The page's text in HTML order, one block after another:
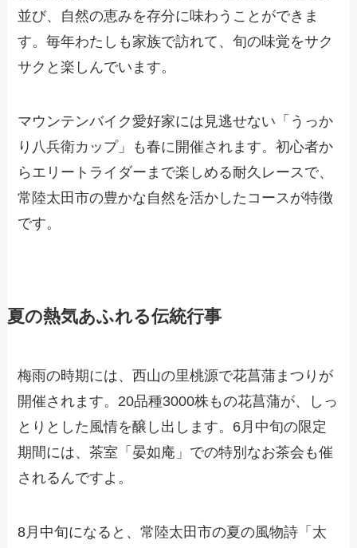
並び、自然の恵みを存分に味わうことができま
す。毎年わたしも家族で訪れて、旬の味覚をサク
サクと楽しんでいます。
マウンテンバイク愛好家には見逃せない「うっか
り八兵衛カップ」も春に開催されます。初心者か
らエリートライダーまで楽しめる耐久レースで、
常陸太田市の豊かな自然を活かしたコースが特徴
です。
夏の熱気あふれる伝統行事
梅雨の時期には、西山の里桃源で花菖蒲まつりが
開催されます。20品種3000株もの花菖蒲が、しっ
とりとした風情を醸し出します。6月中旬の限定
期間には、茶室「晏如庵」での特別なお茶会も催
されるんですよ。
8月中旬になると、常陸太田市の夏の風物詩「太